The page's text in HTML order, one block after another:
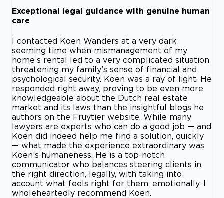
Exceptional legal guidance with genuine human
care
I contacted Koen Wanders at a very dark
seeming time when mismanagement of my
home’s rental led to a very complicated situation
threatening my family’s sense of financial and
psychological security. Koen was a ray of light. He
responded right away, proving to be even more
knowledgeable about the Dutch real estate
market and its laws than the insightful blogs he
authors on the Fruytier website. While many
lawyers are experts who can do a good job — and
Koen did indeed help me find a solution, quickly
— what made the experience extraordinary was
Koen’s humaneness. He is a top-notch
communicator who balances steering clients in
the right direction, legally, with taking into
account what feels right for them, emotionally. I
wholeheartedly recommend Koen.